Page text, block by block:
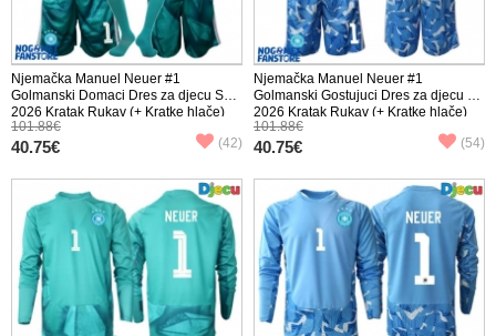
Njemačka Manuel Neuer #1
Golmanski Domaci Dres za djecu SP
2026 Kratak Rukav (+ Kratke hlače)
101.88€
40.75€ (42)
Njemačka Manuel Neuer #1
Golmanski Gostujuci Dres za djecu SP
2026 Kratak Rukav (+ Kratke hlače)
101.88€
40.75€ (54)